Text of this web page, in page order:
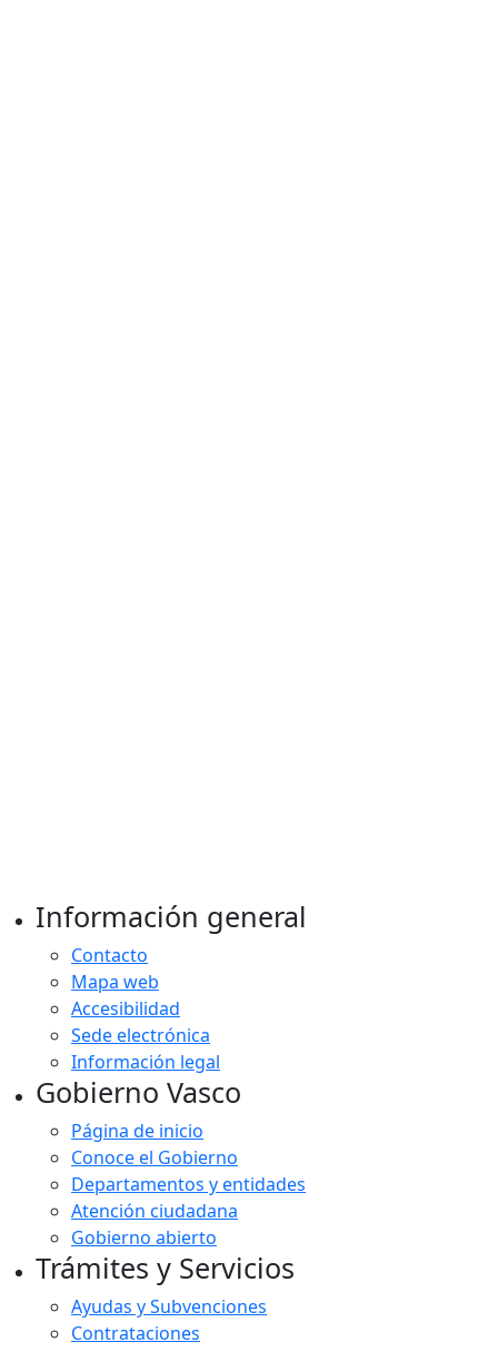
Información general
Contacto
Mapa web
Accesibilidad
Sede electrónica
Información legal
Gobierno Vasco
Página de inicio
Conoce el Gobierno
Departamentos y entidades
Atención ciudadana
Gobierno abierto
Trámites y Servicios
Ayudas y Subvenciones
Contrataciones